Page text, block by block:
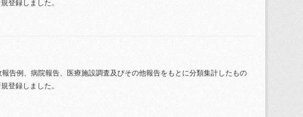
告例、病院報告、医療施設調査及びその他報告をもとに分類集計したもの
登録しました。